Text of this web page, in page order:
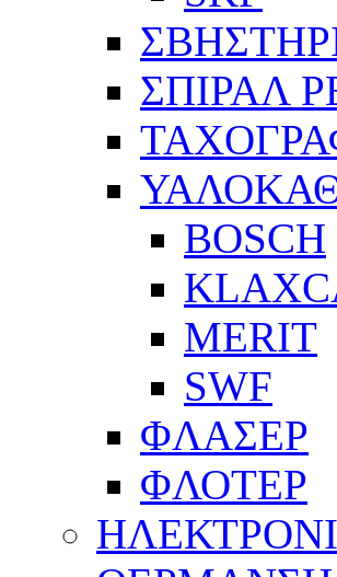
ΣΠΙΡΑΛ
BOSCH
MERIT
SWF
ΦΛΑΣΕΡ
ΦΛΟΤΕΡ